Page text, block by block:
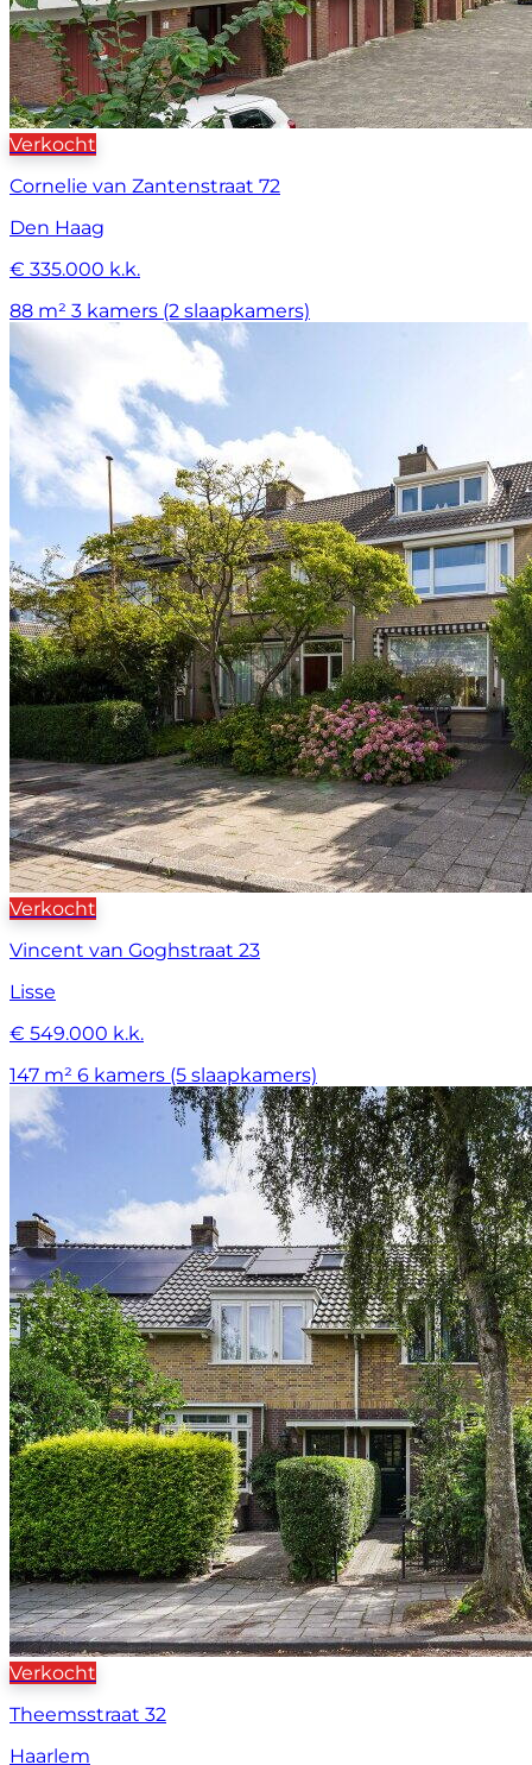
Verkocht
Cornelie van Zantenstraat 72
Den Haag
€ 335.000 k.k.
88 m² 3 kamers (2 slaapkamers)
Verkocht
Vincent van Goghstraat 23
Lisse
€ 549.000 k.k.
147 m² 6 kamers (5 slaapkamers)
Verkocht
Theemsstraat 32
Haarlem